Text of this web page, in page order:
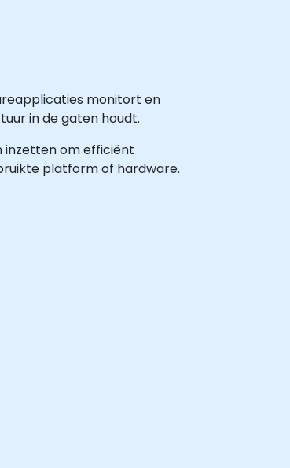
monitort en
in de gaten houdt.
inzetten om efficiënt
platform of hardware.